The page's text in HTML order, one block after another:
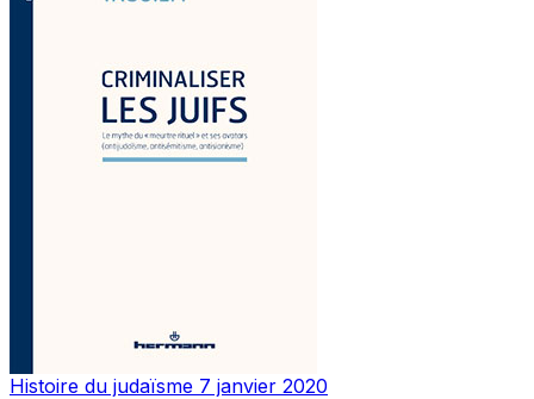
Histoire du judaïsme 7 janvier 2020